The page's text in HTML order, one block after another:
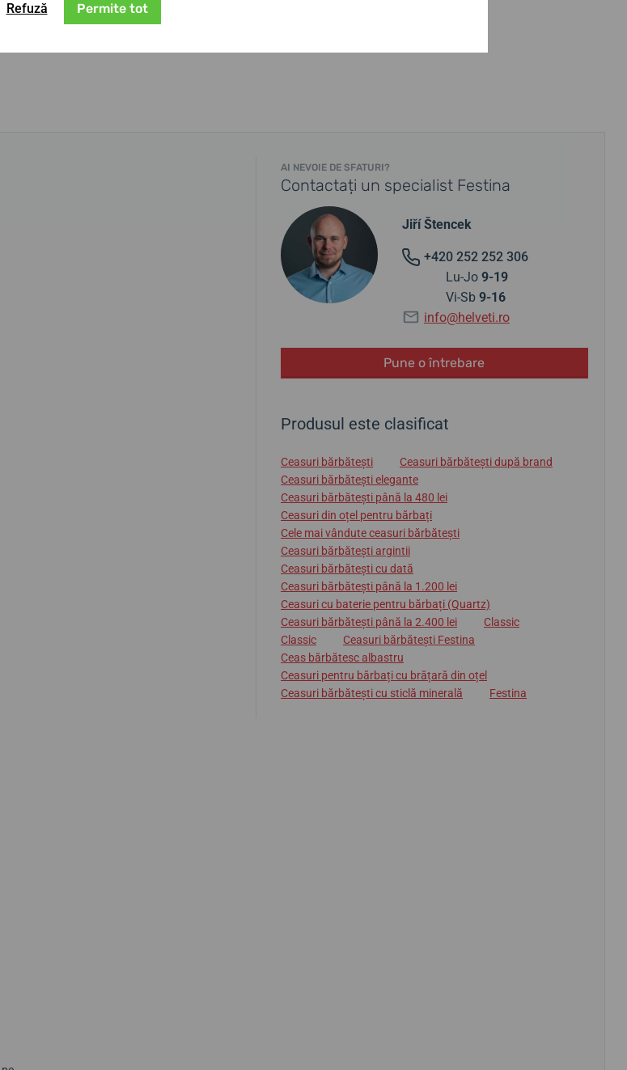
AI NEVOIE DE SFATURI?
Contactați un specialist Festina
Jiří Štencek
+420 252 252 306
Lu-Jo 9-19
Vi-Sb 9-16
info@helveti.ro
Pune o întrebare
Produsul este clasificat
Ceasuri bărbătești
Ceasuri bărbătești după brand
Ceasuri bărbătești elegante
Ceasuri bărbătești până la 480 lei
Ceasuri din oțel pentru bărbați
Cele mai vândute ceasuri bărbătești
Ceasuri bărbătești argintii
Ceasuri bărbătești cu dată
Ceasuri bărbătești până la 1.200 lei
Ceasuri cu baterie pentru bărbați (Quartz)
Ceasuri bărbătești până la 2.400 lei
Classic
Classic
Ceasuri bărbătești Festina
Ceas bărbătesc albastru
Ceasuri pentru bărbați cu brățară din oțel
Ceasuri bărbătești cu sticlă minerală
Festina
Refuză Permite tot